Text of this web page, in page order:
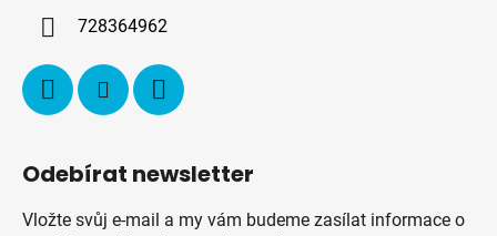
728364962
Odebírat newsletter
Vložte svůj e-mail a my vám budeme zasílat informace o